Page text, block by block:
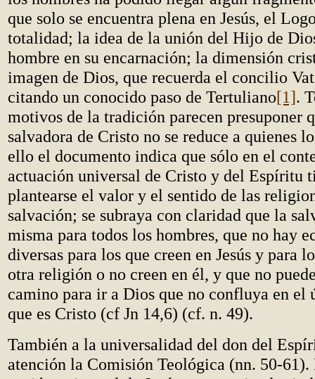
que solo se encuentra plena en Jesús, el
totalidad; la idea de la unión del Hijo de
hombre en su encarnación; la dimensión
imagen de Dios, que recuerda el concilio
citando un conocido paso de Tertuliano[1].
motivos de la tradición parecen presuponer
salvadora de Cristo no se reduce a quienes
ello el documento indica que sólo en el
actuación universal de Cristo y del Espíritu
plantearse el valor y el sentido de las
salvación; se subraya con claridad que la
misma para todos los hombres, que no hay
diversas para los que creen en Jesús y para
otra religión o no creen en él, y que no
camino para ir a Dios que no confluya en el
que es Cristo (cf Jn 14,6) (cf. n. 49).
También a la universalidad del don del
atención la Comisión Teológica (nn. 50-